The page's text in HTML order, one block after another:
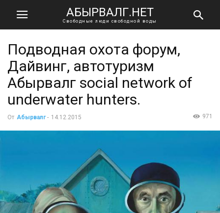
АБЫРВАЛГ.НЕТ
Свободные люди свободной воды
Подводная охота форум,
Дайвинг, автотуризм
Абырвалг social network of
underwater hunters.
От Абырвалг - 14.12.2015 971